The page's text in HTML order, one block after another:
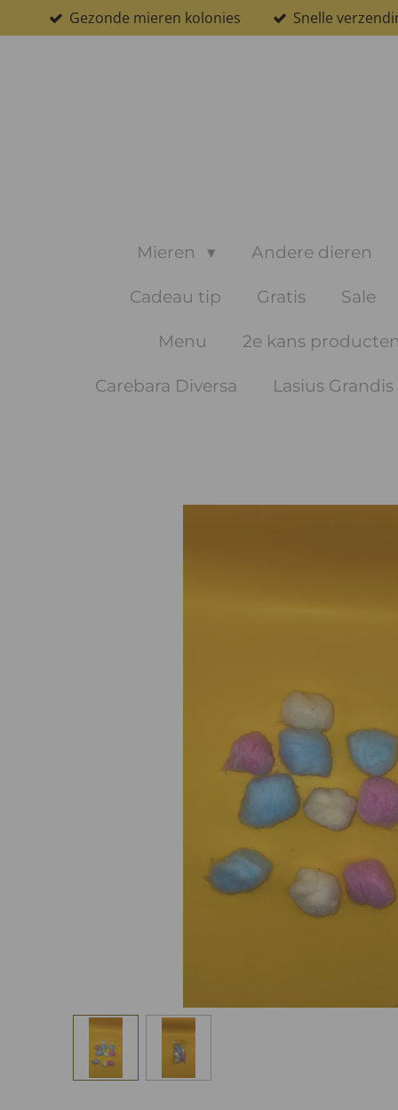
direct
Gezonde mieren kolonies Snelle
Mieren Andere dieren
Cadeau tip Gratis Sale
Menu 2e kans producten
Carebara Diversa Lasius Grandis